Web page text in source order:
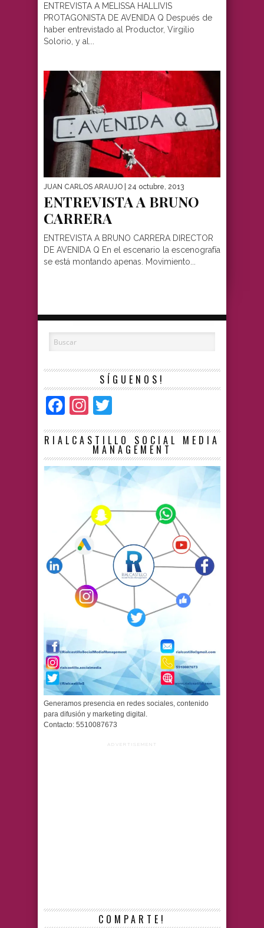
ENTREVISTA A MELISSA HALLIVIS
PROTAGONISTA DE AVENIDA Q Después de
haber entrevistado al Productor, Virgilio
Solorio, y al...
JUAN CARLOS ARAUJO | 24 octubre, 2013
ENTREVISTA A BRUNO
CARRERA
ENTREVISTA A BRUNO CARRERA DIRECTOR
DE AVENIDA Q En el escenario la escenografía
se está montando apenas. Movimiento...
SÍGUENOS!
Facebook
Instagram
RIALCASTILLO SOCIAL MEDIA
MANAGEMENT
Generamos presencia en redes sociales, contenido
para difusión y marketing digital.
Contacto: 5510087673
ADVERTISEMENT
COMPARTE!